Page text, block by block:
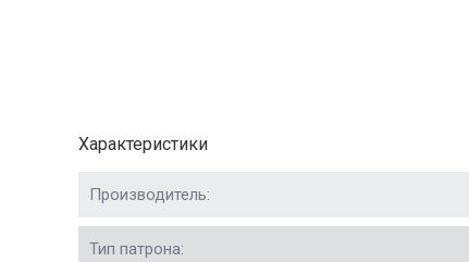
Характеристики
Производитель:
Тип патрона: